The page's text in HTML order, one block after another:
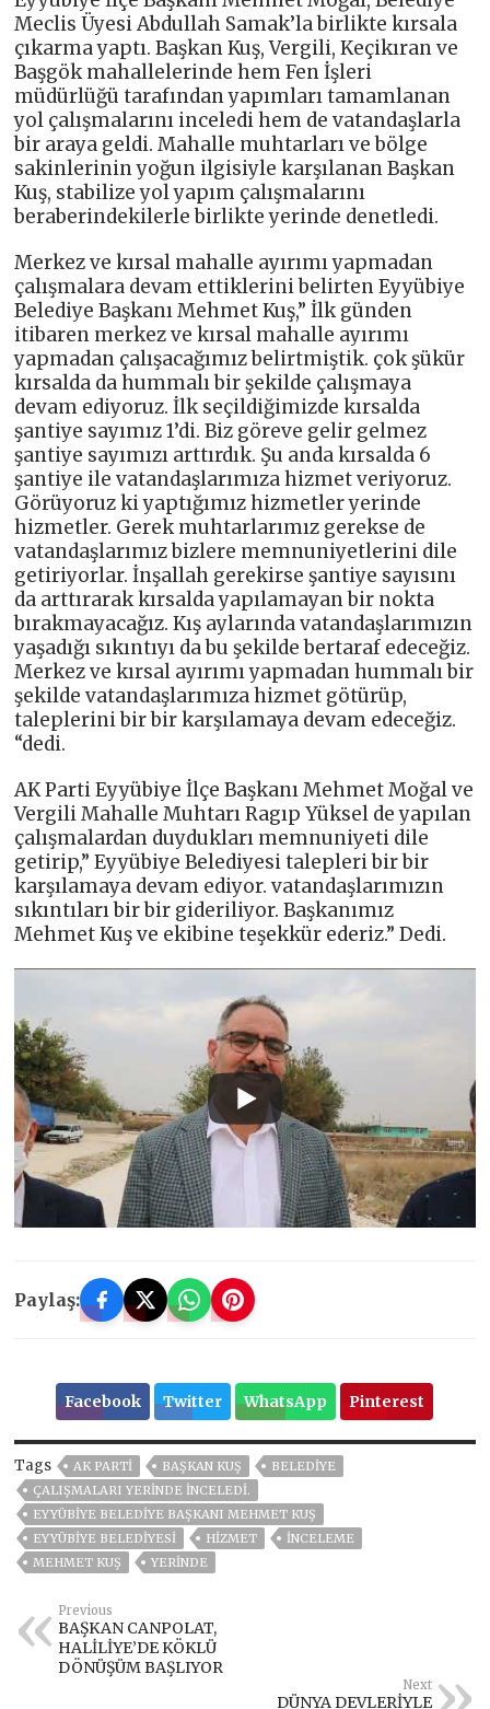
Meclis Üyesi Abdullah Samak’la birlikte kırsala
çıkarma yaptı. Başkan Kuş, Vergili, Keçikıran ve
Başgök mahallelerinde hem Fen İşleri
müdürlüğü tarafından yapımları tamamlanan
yol çalışmalarını inceledi hem de vatandaşlarla
bir araya geldi. Mahalle muhtarları ve bölge
sakinlerinin yoğun ilgisiyle karşılanan Başkan
Kuş, stabilize yol yapım çalışmalarını
beraberindekilerle birlikte yerinde denetledi.
Merkez ve kırsal mahalle ayırımı yapmadan
çalışmalara devam ettiklerini belirten Eyyübiye
Belediye Başkanı Mehmet Kuş,” İlk günden
itibaren merkez ve kırsal mahalle ayırımı
yapmadan çalışacağımız belirtmiştik. çok şükür
kırsalda da hummalı bir şekilde çalışmaya
devam ediyoruz. İlk seçildiğimizde kırsalda
şantiye sayımız 1’di. Biz göreve gelir gelmez
şantiye sayımızı arttırdık. Şu anda kırsalda 6
şantiye ile vatandaşlarımıza hizmet veriyoruz.
Görüyoruz ki yaptığımız hizmetler yerinde
hizmetler. Gerek muhtarlarımız gerekse de
vatandaşlarımız bizlere memnuniyetlerini dile
getiriyorlar. İnşallah gerekirse şantiye sayısını
da arttırarak kırsalda yapılamayan bir nokta
bırakmayacağız. Kış aylarında vatandaşlarımızın
yaşadığı sıkıntıyı da bu şekilde bertaraf edeceğiz.
Merkez ve kırsal ayırımı yapmadan hummalı bir
şekilde vatandaşlarımıza hizmet götürüp,
taleplerini bir bir karşılamaya devam edeceğiz.
“dedi.
AK Parti Eyyübiye İlçe Başkanı Mehmet Moğal ve
Vergili Mahalle Muhtarı Ragıp Yüksel de yapılan
çalışmalardan duydukları memnuniyeti dile
getirip,” Eyyübiye Belediyesi talepleri bir bir
karşılamaya devam ediyor. vatandaşlarımızın
sıkıntıları bir bir gideriliyor. Başkanımız
Mehmet Kuş ve ekibine teşekkür ederiz.” Dedi.
Paylaş:
Facebook Twitter WhatsApp Pinterest
Tags AK PARTİ BAŞKAN KUŞ
BELEDİYE
ÇALIŞMALARI YERİNDE İNCELEDİ.
EYYÜBIYE BELEDIYE BAŞKANI MEHMET KUŞ
EYYÜBİYE BELEDİYESİ
HİZMET
İNCELEME
MEHMET KUŞ
YERINDE
Previous
BAŞKAN CANPOLAT,
HALİLİYE’DE KÖKLÜ
DÖNÜŞÜM BAŞLIYOR
Next
DÜNYA DEVLERİYLE